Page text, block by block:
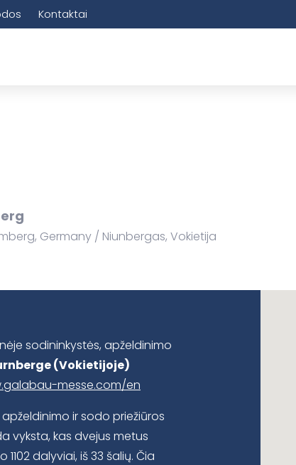
Kontaktai
Germany Niunbergas, Vokietija
sodininkystės, apželdinimo
(Vokietijoje)
messe.com/en
ir sodo priežiūros
vyksta, kas dvejus metus
dalyviai, iš 33 šalių. Čia